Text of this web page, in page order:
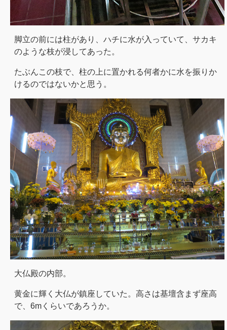
脚立の前には柱があり、ハチに水が入っていて、サカキ
のような枝が浸してあった。
たぶんこの枝で、柱の上に置かれる何者かに水を振りか
けるのではないかと思う。
大仏殿の内部。
黄金に輝く大仏が鎮座していた。高さは基壇含まず座高
で、6mくらいであろうか。